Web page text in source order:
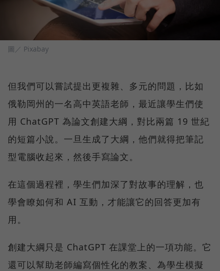
圖／ Pixabay
但我們可以嘗試提出更複雜、多元的問題，比如
俄勒岡州的一名高中英語老師，最近讓學生們使
用 ChatGPT 為論文創建大綱，對比兩篇 19 世紀
的短篇小說。一旦生成了大綱，他們就得把筆記
型電腦收起來，然後手寫論文。
在這個過程裡，學生們加深了對故事的理解，也
學會瞭如何和 AI 互動，才能讓它的回答更加有
用。
創建大綱只是 ChatGPT 在課堂上的一項功能。它
還可以幫助老師編寫個性化的教案、為學生模擬